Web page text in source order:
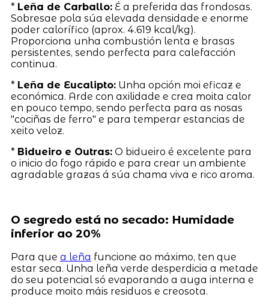
* Leña de Carballo:É a preferida das frondosas.
Sobresae pola súa elevada densidade e enorme
poder calorífico (aprox. 4.619 kcal/kg).
Proporciona unha combustión lenta e brasas
persistentes, sendo perfecta para calefacción
continua.
* Leña de Eucalipto:Unha opción moi eficaz e
económica. Arde con axilidade e crea moita calor
en pouco tempo, sendo perfecta para as nosas
"cociñas de ferro" e para temperar estancias de
xeito veloz.
* Bidueiro e Outras:O bidueiro é excelente para
o inicio do fogo rápido e para crear un ambiente
agradable grazas á súa chama viva e rico aroma.
O segredo está no secado: Humidade
inferior ao 20%
Para que a leña funcione ao máximo, ten que
estar seca. Unha leña verde desperdicia a metade
do seu potencial só evaporando a auga interna e
produce moito máis residuos e creosota.